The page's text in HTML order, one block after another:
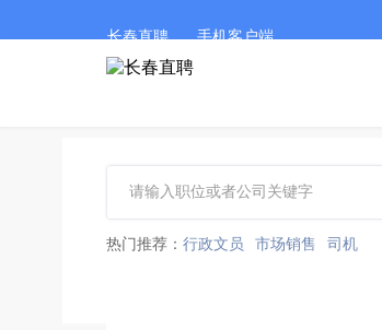
长春直聘 手机客户端
热门推荐： 行政文员 市场销售 司机